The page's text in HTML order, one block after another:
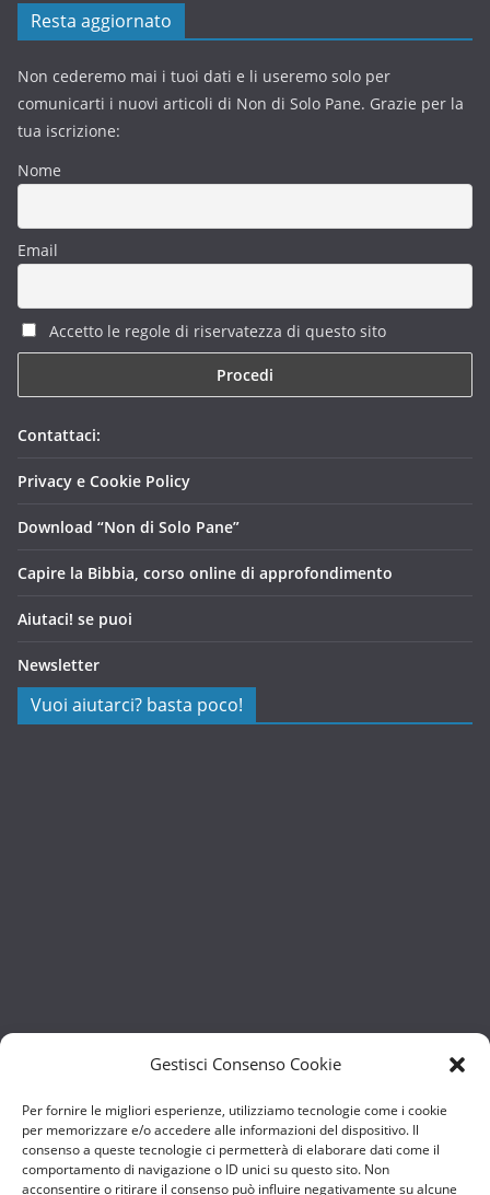
Gestisci Consenso Cookie
Per fornire le migliori esperienze, utilizziamo tecnologie come i cookie
per memorizzare e/o accedere alle informazioni del dispositivo. Il
consenso a queste tecnologie ci permetterà di elaborare dati come il
comportamento di navigazione o ID unici su questo sito. Non
acconsentire o ritirare il consenso può influire negativamente su alcune
Resta aggiornato
Non cederemo mai i tuoi dati e li useremo solo per
comunicarti i nuovi articoli di Non di Solo Pane. Grazie per la
tua iscrizione:
Nome
Email
Accetto le regole di riservatezza di questo sito
Contattaci:
Privacy e Cookie Policy
Download “Non di Solo Pane”
Capire la Bibbia, corso online di approfondimento
Aiutaci! se puoi
Newsletter
Vuoi aiutarci? basta poco!